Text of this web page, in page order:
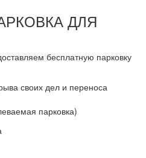
ДЛЯ
бесплатную парковку
своих дел и переноса
парковка)